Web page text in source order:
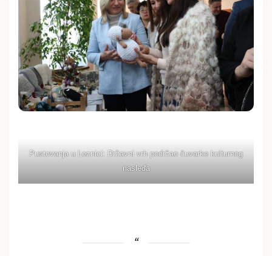
Pustovanja u Loznici: Državni vrh podržao čuvarke kulturnog
nasleđa